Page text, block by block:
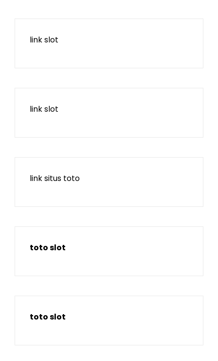
link slot
link slot
link situs toto
toto slot
toto slot